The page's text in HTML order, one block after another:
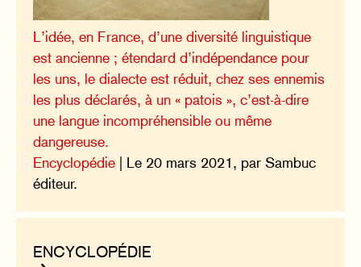
L’idée, en France, d’une diversité linguistique
est ancienne ; étendard d’indépendance pour
les uns, le dialecte est réduit, chez ses ennemis
les plus déclarés, à un « patois », c’est-à-dire
une langue incompréhensible ou même
dangereuse.
Encyclopédie | Le 20 mars 2021, par Sambuc
éditeur.
ENCYCLOPÉDIE